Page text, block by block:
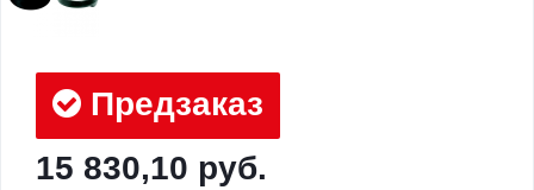
Предзаказ
15 830,10 руб.